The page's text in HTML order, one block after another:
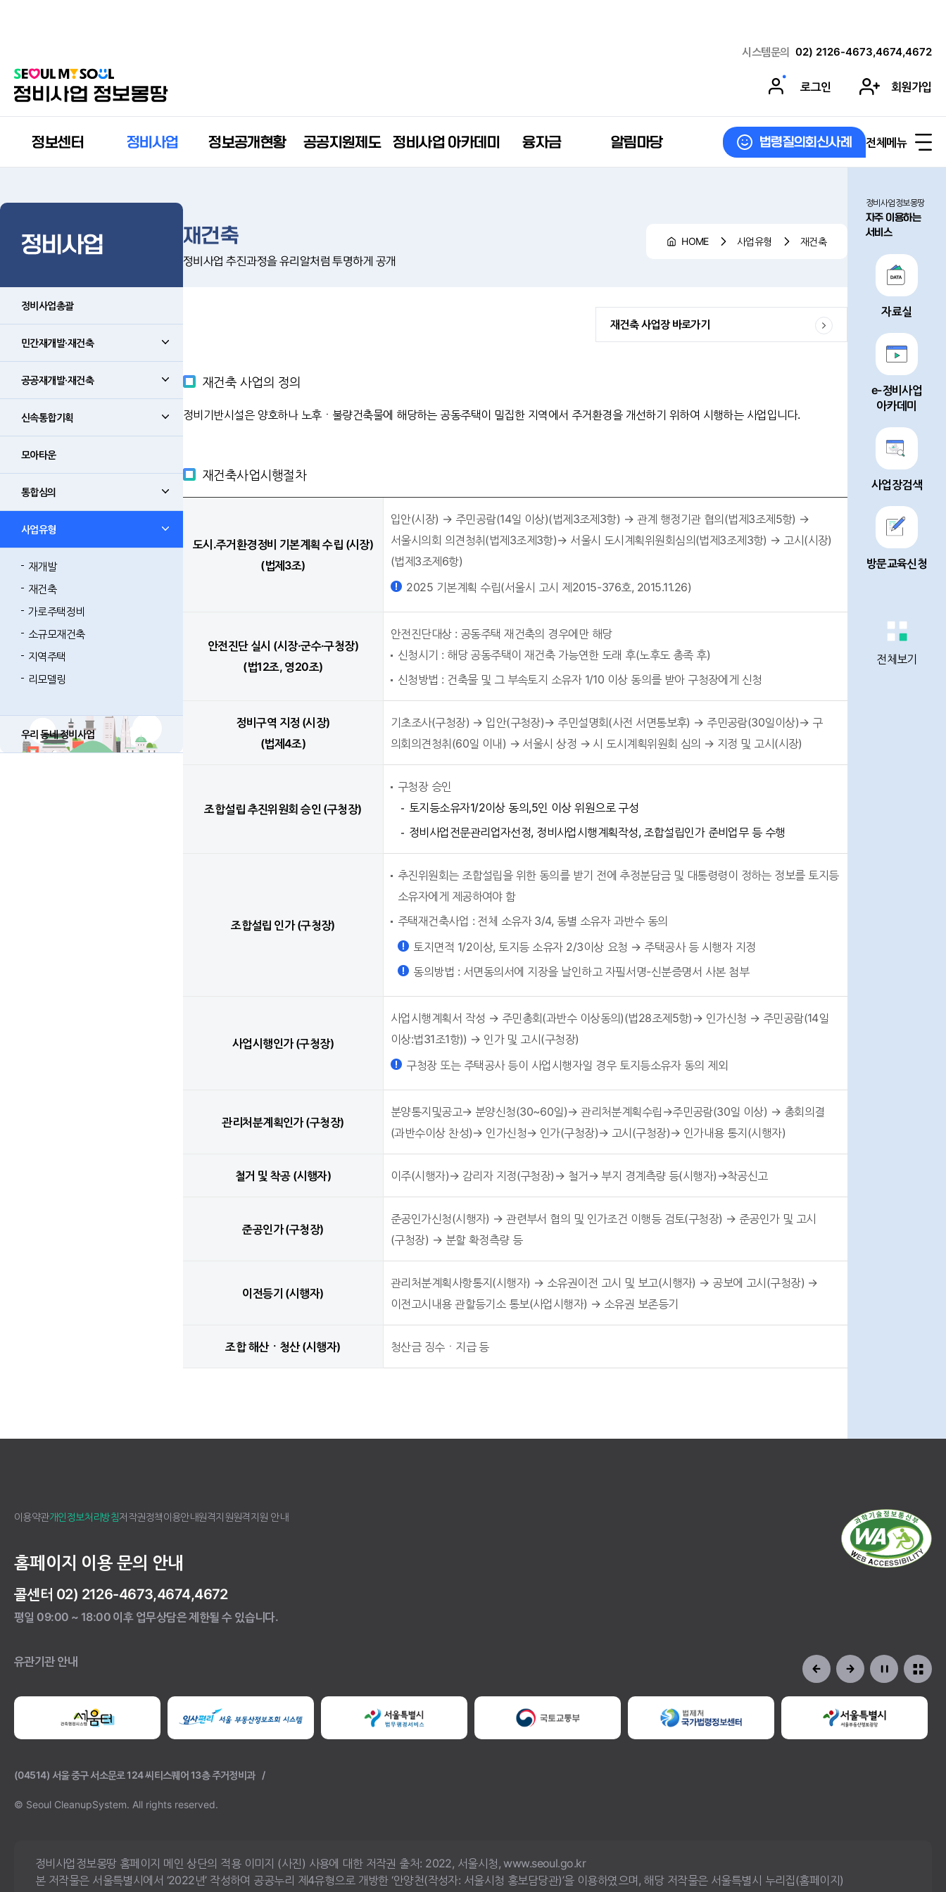
시스템문의 02) 2126-4673,4674,4672
로그인 회원가입
정보센터 정비사업 정보공개현황 공공지원제도 정비사업 아카데미 융자금 알림마당 법령질의회신사례 전체메뉴
정비사업
정비사업총괄
민간재개발·재건축
공공재개발·재건축
신속통합기획
모아타운
통합심의
사업유형
재개발
재건축
가로주택정비
소규모재건축
지역주택
리모델링
우리 동네 정비사업
재건축
정비사업 추진과정을 유리알처럼 투명하게 공개
HOME 사업유형 재건축
재건축 사업장 바로가기
재건축 사업의 정의
정비기반시설은 양호하나 노후ㆍ불량건축물에 해당하는 공동주택이 밀집한 지역에서 주거환경을 개선하기 위하여 시행하는 사업입니다.
재건축사업시행절차
도시․주거환경정비 기본계획 수립 (시장)
(법제3조)
입안(시장) → 주민공람(14일 이상)(법제3조제3항) → 관계 행정기관 협의(법제3조제5항) →
서울시의회 의견청취(법제3조제3항)→ 서울시 도시계획위원회심의(법제3조제3항) → 고시(시장)
(법제3조제6항)
2025 기본계획 수립(서울시 고시 제2015-376호, 2015.11.26)
안전진단 실시 (시장·군수·구청장)
(법12조, 영20조)
안전진단대상 : 공동주택 재건축의 경우에만 해당
신청시기 : 해당 공동주택이 재건축 가능연한 도래 후(노후도 총족 후)
신청방법 : 건축물 및 그 부속토지 소유자 1/10 이상 동의를 받아 구청장에게 신청
정비구역 지정 (시장)
(법제4조)
기초조사(구청장) → 입안(구청장)→ 주민설명회(사전 서면통보후) → 주민공람(30일이상)→ 구
의회의견청취(60일 이내) → 서울시 상정 → 시 도시계획위원회 심의 → 지정 및 고시(시장)
조합설립 추진위원회 승인 (구청장)
구청장 승인
토지등소유자1/2이상 동의,5인 이상 위원으로 구성
정비사업전문관리업자선정, 정비사업시행계획작성, 조합설립인가 준비업무 등 수행
조합설립 인가 (구청장)
추진위원회는 조합설립을 위한 동의를 받기 전에 추정분담금 및 대통령령이 정하는 정보를 토지등
소유자에게 제공하여야 함
주택재건축사업 : 전체 소유자 3/4, 동별 소유자 과반수 동의
토지면적 1/2이상, 토지등 소유자 2/3이상 요청 → 주택공사 등 시행자 지정
동의방법 : 서면동의서에 지장을 날인하고 자필서명-신분증명서 사본 첨부
사업시행인가 (구청장)
사업시행계획서 작성 → 주민총회(과반수 이상동의)(법28조제5항)→ 인가신청 → 주민공람(14일
이상:법31조1항)) → 인가 및 고시(구청장)
구청장 또는 주택공사 등이 사업시행자일 경우 토지등소유자 동의 제외
관리처분계획인가 (구청장)
분양통지및공고→ 분양신청(30~60일)→ 관리처분계획수립→주민공람(30일 이상) → 총회의결
(과반수이상 찬성)→ 인가신청→ 인가(구청장)→ 고시(구청장)→ 인가내용 통지(시행자)
철거 및 착공 (시행자) 이주(시행자)→ 감리자 지정(구청장)→ 철거→ 부지 경계측량 등(시행자)→착공신고
준공인가 (구청장)
준공인가신청(시행자) → 관련부서 협의 및 인가조건 이행등 검토(구청장) → 준공인가 및 고시
(구청장) → 분할 확정측량 등
이전등기 (시행자)
관리처분계획사항통지(시행자) → 소유권이전 고시 및 보고(시행자) → 공보에 고시(구청장) →
이전고시내용 관할등기소 통보(사업시행자) → 소유권 보존등기
조합 해산ㆍ청산 (시행자) 청산금 징수ㆍ지급 등
정비사업정보몽땅
자주 이용하는
서비스
자료실
e-정비사업
아카데미
사업장검색
방문교육신청
정비사업
통계
전체보기
이용약관개인정보처리방침저작권정책이용안내원격지원원격지원 안내
홈페이지 이용 문의 안내
콜센터 02) 2126-4673,4674,4672
평일 09:00 ~ 18:00 이후 업무상담은 제한될 수 있습니다.
유관기관 안내
(04514) 서울 중구 서소문로 124 씨티스퀘어 13층 주거정비과
© Seoul CleanupSystem. All rights reserved.
정비사업정보몽땅 홈페이지 메인 상단의 적용 이미지 (사진) 사용에 대한 저작권 출처: 2022, 서울시청, www.seoul.go.kr
본 저작물은 서울특별시에서 ‘2022년’ 작성하여 공공누리 제4유형으로 개방한 ‘안양천(작성자: 서울시청 홍보담당관)’을 이용하였으며, 해당 저작물은 서울특별시 누리집(홈페이지)